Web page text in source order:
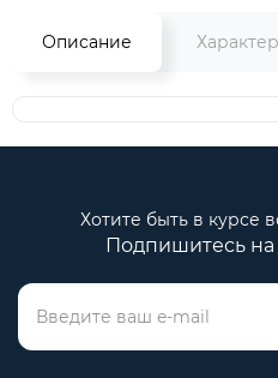
Описание
Хотите быть в курсе
Подпишитесь